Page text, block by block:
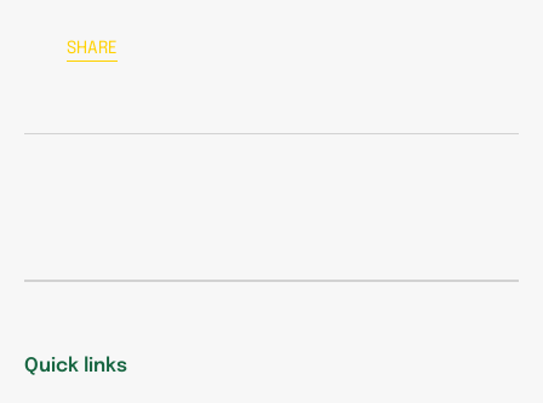
SHARE
Quick links